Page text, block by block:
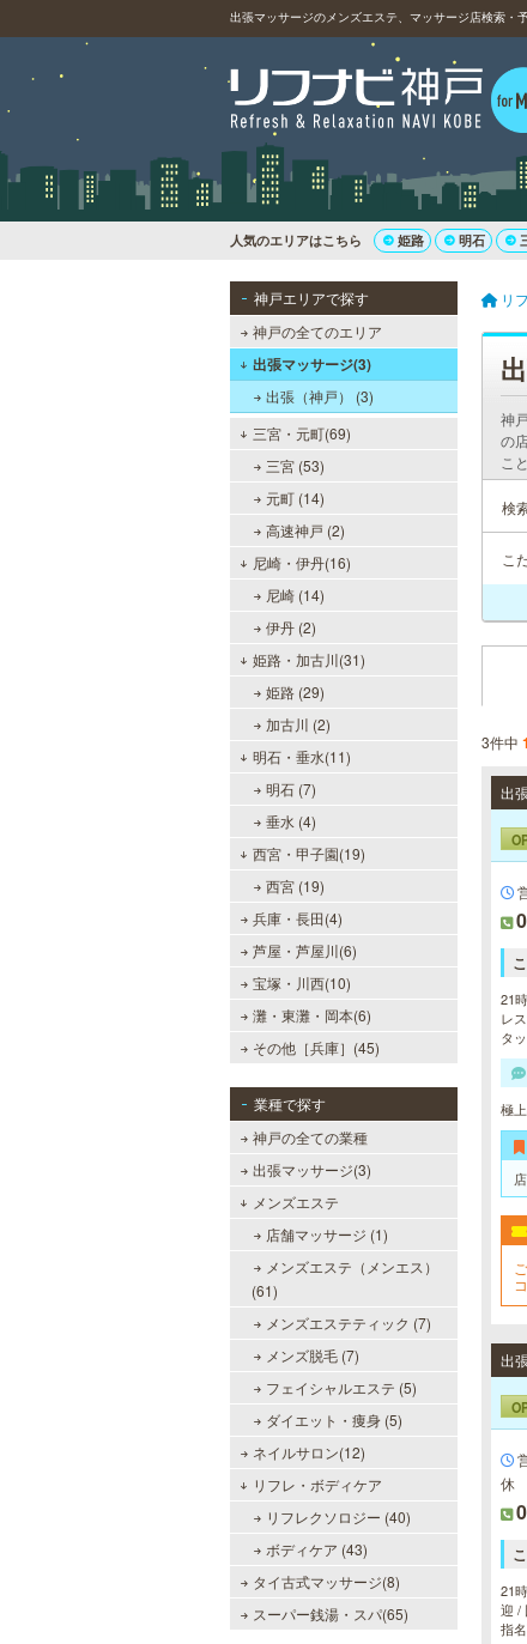
出張マッサージのメンズエステ、マッサージ店検索・
人気のエリアはこちら 姫路 明石
神戸エリアで探す
神戸の全てのエリア
出張マッサージ(3)
出張（神戸） (3)
三宮・元町(69)
三宮 (53)
元町 (14)
高速神戸 (2)
尼崎・伊丹(16)
尼崎 (14)
伊丹 (2)
姫路・加古川(31)
姫路 (29)
加古川 (2)
明石・垂水(11)
明石 (7)
垂水 (4)
西宮・甲子園(19)
西宮 (19)
兵庫・長田(4)
芦屋・芦屋川(6)
宝塚・川西(10)
灘・東灘・岡本(6)
その他［兵庫］(45)
業種で探す
神戸の全ての業種
出張マッサージ(3)
メンズエステ
店舗マッサージ (1)
メンズエステ（メンエス）
(61)
メンズエステティック (7)
メンズ脱毛 (7)
フェイシャルエステ (5)
ダイエット・痩身 (5)
ネイルサロン(12)
リフレ・ボディケア
リフレクソロジー (40)
ボディケア (43)
タイ古式マッサージ(8)
スーパー銭湯・スパ(65)
リ
神
の
こ
検
こ
3件中
21
レ
タ
極
休
21
迎 /
指